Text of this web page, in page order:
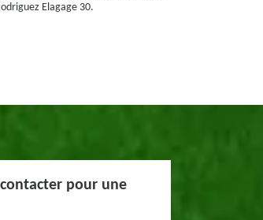
Elagage 30.
contacter pour une